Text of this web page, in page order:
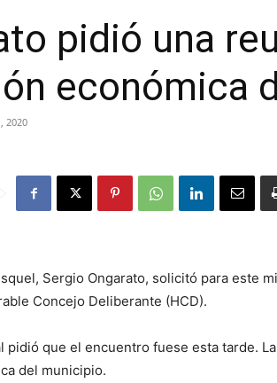
pidió una
económica
2020
Sergio Ongarato, solicitó para este
Concejo Deliberante (HCD).
pidió que el encuentro fuese esta tarde.
del municipio.